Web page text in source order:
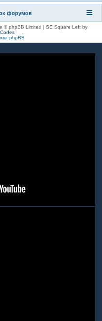
форумов
© phpBB Limited | SE Square Left by
phpBB